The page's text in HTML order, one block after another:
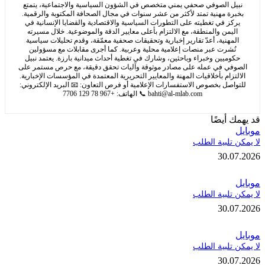
الصوفي صحفي يمني متخصص في الشؤون السياسية والاجتماعية، يتمتع
مهنية تمتد لأكثر من عشر سنوات في مجال الصحافة المكتوبة والرقمية.
في تغطيته على التطورات السياسية والاقتصادية والقضايا الإنسانية في
والمنطقة، مع الالتزام بأعلى معايير الدقة والموضوعية. خلال مسيرته
أعدّ تقارير إخبارية وتحقيقات صحفية معمّقة، وقدم تحليلات سياسية
عبر منصات إعلامية محلية وعربية. كما أجرى مقابلات مع مسؤولين
وخبراء وباحثين، وشارك في تغطية أحداث ميدانية بارزة. يعتمد نبيل
في عمله على مصادر موثوقة وآليات تحقق دقيقة، مع حرص مستمر على
بأخلاقيات المهنة والمعايير التحريرية المعتمدة في المؤسسات الإخبارية.
بخصوص الاستفسارات الإعلامية أو فرص التعاون: 📧 البريد الإلكتروني:
bahti@al-mlab.com📞 الهاتف: +967 78 129 7706
أيضًا
الطلب
الطلب
الطلب